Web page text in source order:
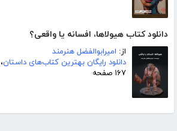
دانلود کتاب هیولاها، افسانه یا واقعی؟
از: امیرابوالفضل هنرمند
دانلود رایگان بهترین کتاب‌های داستان،
۱۶۷ صفحه